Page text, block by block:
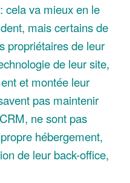
cela va mieux en le
mais certains de
propriétaires de leur
de leur site,
et montée leur
pas maintenir
ne sont pas
hébergement,
de leur back-office,